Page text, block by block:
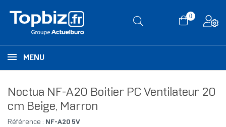
0
MENU
Noctua NF-A20 Boitier PC Ventilateur 20
cm Beige, Marron
Référence : NF-A20 5V